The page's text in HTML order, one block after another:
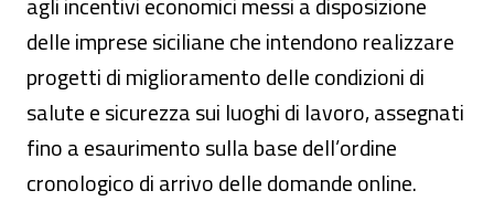
delle imprese siciliane che intendono realizzare
progetti di miglioramento delle condizioni di
salute e sicurezza sui luoghi di lavoro, assegnati
fino a esaurimento sulla base dell’ordine
cronologico di arrivo delle domande online.